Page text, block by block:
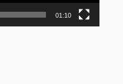
01:10